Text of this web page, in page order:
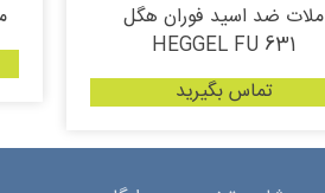
ملات ضد اسید فوران هگل
HEGGEL FU 631
تماس بگیرید